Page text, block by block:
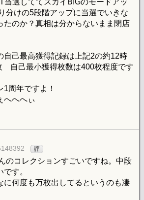
分けの5段階アップに当選でいきな
たのか？真相は分からないまま閉店
自己最高獲得記録は上記2の約12時
自己最小獲得枚数は400枚程度です
周年ですよ！
へへぃ
評
のコレクションすごいですね。中段
す。
に何度も万枚出してるというのも凄